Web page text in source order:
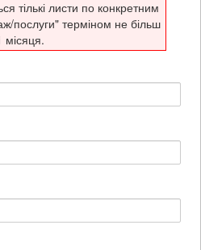
тількі листи по конкретним
послуги" терміном не більш
місяця.